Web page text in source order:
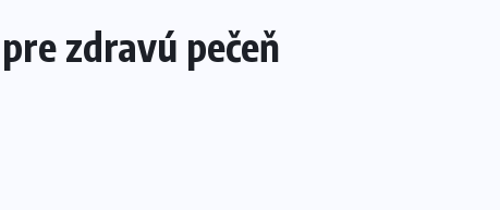
zdravú pečeň